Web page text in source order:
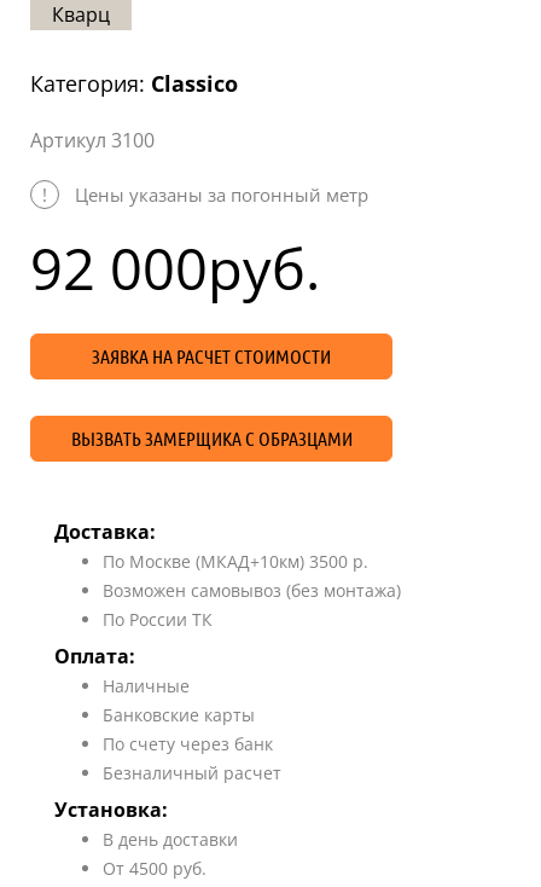
сайта
Кварц
Категория: Classico
Артикул 3100
! Цены указаны за погонный метр
92 000руб.
ЗАЯВКА НА РАСЧЕТ СТОИМОСТИ
ВЫЗВАТЬ ЗАМЕРЩИКА С ОБРАЗЦАМИ
Доставка:
По Москве (МКАД+10км) 3500 р.
Возможен самовывоз (без монтажа)
По России ТК
Оплата:
Наличные
Банковские карты
По счету через банк
Безналичный расчет
Установка:
В день доставки
От 4500 руб.